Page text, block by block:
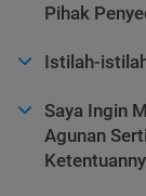
Pihak
Istilah-
Saya Ingin
Agunan